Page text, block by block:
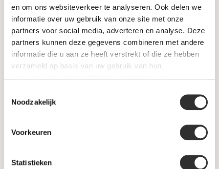
en om ons websiteverkeer te analyseren. Ook delen we
informatie over uw gebruik van onze site met onze
partners voor social media, adverteren en analyse. Deze
partners kunnen deze gegevens combineren met andere
informatie die u aan ze heeft verstrekt of die ze hebben
verzameld op basis van uw gebruik van hun
Noodzakelijk
Voorkeuren
Statistieken
Jewellery
Wedding rings
PRE-OWNED
Maatwerk